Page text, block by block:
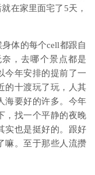
在家里面宅了5天，
体的每个cell都跟自
，去哪个景点都是
今年安排的提前了一
的十渡玩了玩，人其
海要好的许多。今年
，找一个平静的夜晚
实也是挺好的。跟好
嘛。至于那些人流攒